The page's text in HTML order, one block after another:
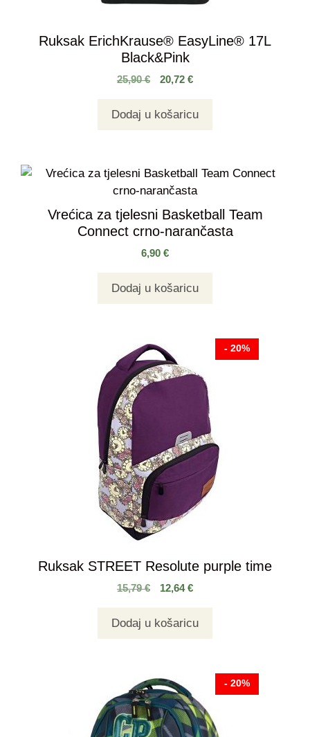
Ruksak ErichKrause® EasyLine® 17L
Black&Pink
25,90€ 20,72 €
Dodaj u košaricu
Vrećica za tjelesni Basketball Team
Connect crno-narančasta
6,90 €
Dodaj u košaricu
- 20%
Ruksak STREET Resolute purple time
15,79€ 12,64€
Dodaj u košaricu
- 20%